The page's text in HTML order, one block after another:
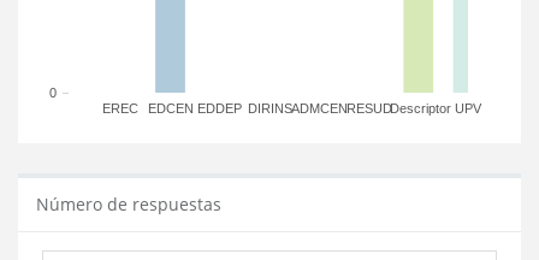
EREC EDCEN EDDEP DIRINSADMCENRESUDDescriptor UPV
0
Número de respuestas